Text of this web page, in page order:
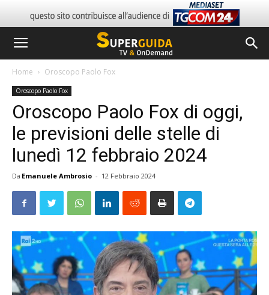
Home Oroscopo Paolo Fox
Oroscopo Paolo Fox
Oroscopo Paolo Fox di oggi,
le previsioni delle stelle di
lunedì 12 febbraio 2024
Da Emanuele Ambrosio - 12 Febbraio 2024